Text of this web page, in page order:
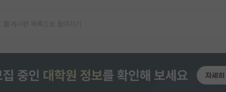
게시판 목록으로 돌아가기